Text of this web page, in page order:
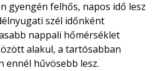
gyengén felhős, napos idő lesz
szél időnként
nappali hőmérséklet
alakul, a tartósabban
ennél hűvösebb lesz.